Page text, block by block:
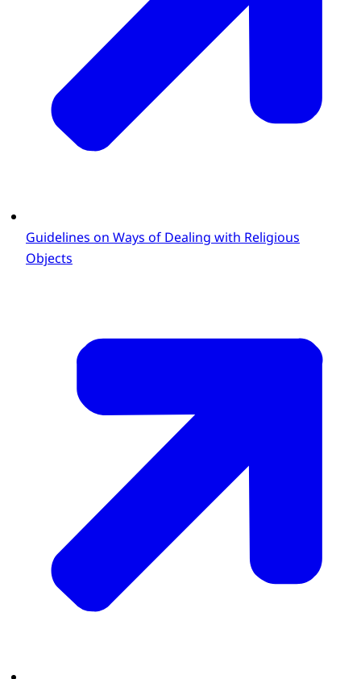
Guidelines on Ways of Dealing with Religious
Objects